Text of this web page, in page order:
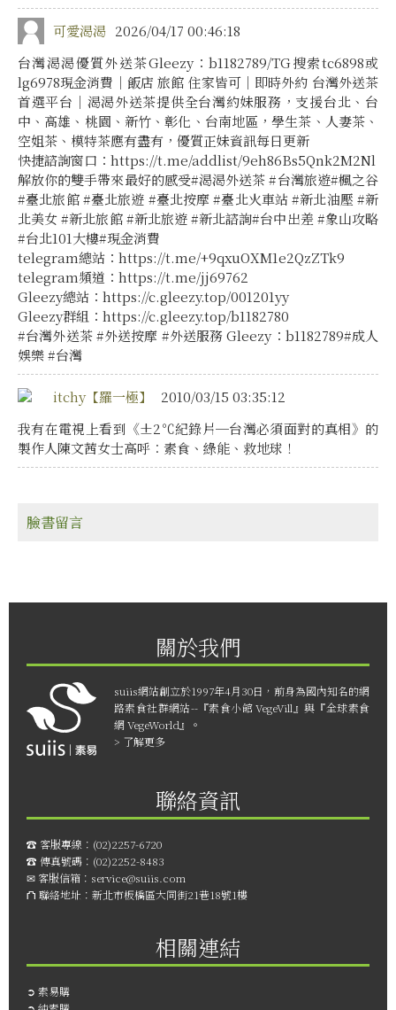
可愛渴渴 2026/04/17 00:46:18
台灣渴渴優質外送茶Gleezy：b1182789/TG搜索tc6898或
lg6978現金消費｜飯店 旅館 住家皆可｜即時外約 台灣外送茶
首選平台｜渴渴外送茶提供全台灣約妹服務，支援台北、台
中、高雄、桃園、新竹、彰化、台南地區，學生茶、人妻茶、
空姐茶、模特茶應有盡有，優質正妹資訊每日更新
快捷諮詢窗口：https://t.me/addlist/9eh86Bs5Qnk2M2Nl
解放你的雙手帶來最好的感受#渴渴外送茶 #台灣旅遊#楓之谷
#臺北旅館 #臺北旅遊 #臺北按摩 #臺北火車站 #新北油壓 #新
北美女 #新北旅館 #新北旅遊 #新北諮詢#台中出差 #象山攻略
#台北101大樓#現金消費
telegram總站：https://t.me/+9qxuOXM1e2QzZTk9
telegram頻道：https://t.me/jj69762
Gleezy總站：https://c.gleezy.top/001201yy
Gleezy群組：https://c.gleezy.top/b1182780
#台灣外送茶 #外送按摩 #外送服務 Gleezy：b1182789#成人
娛樂 #台灣
itchy【羅一極】
2010/03/15 03:35:12
我有在電視上看到《±2℃紀錄片─台灣必須面對的真相》的
製作人陳文茜女士高呼︰素食、綠能、救地球！
臉書留言
關於我們
suiis網站創立於1997年4月30日，前身為國內知名的網
路素食社群網站--『素食小館 VegeVill』與『全球素食
網 VegeWorld』。
> 了解更多
聯絡資訊
☎︎ 客服專線： (02)2257-6720
☎︎ 傳真號碼： (02)2252-8483
✉ 客服信箱： service@suiis.com
⛫ 聯絡地址： 新北市板橋區大同街21巷18號1樓
相關連結
➲ 素易購